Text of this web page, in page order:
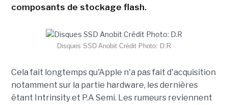
composants de stockage flash.
Disques SSD Anobit Crédit Photo: D.R
Cela fait longtemps qu'Apple n'a pas fait d'acquisition
notamment sur la partie hardware, les dernières
étant Intrinsity et P.A Semi. Les rumeurs reviennent